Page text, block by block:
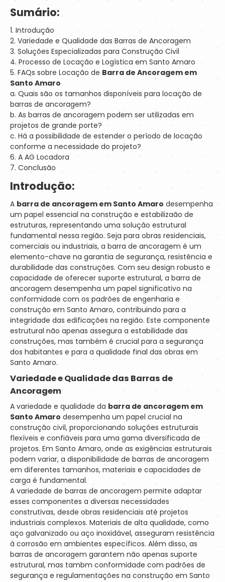
Sumário:
1. Introdução
2. Variedade e Qualidade das Barras de Ancoragem
3. Soluções Especializadas para Construção Civil
4. Processo de Locação e Logística em Santo Amaro
5. FAQs sobre Locação de Barra de Ancoragem em
Santo Amaro
a. Quais são os tamanhos disponíveis para locação de
barras de ancoragem?
b. As barras de ancoragem podem ser utilizadas em
projetos de grande porte?
c. Há a possibilidade de estender o período de locação
conforme a necessidade do projeto?
6. A AG Locadora
7. Conclusão
Introdução:
A barra de ancoragem em Santo Amaro desempenha
um papel essencial na construção e estabilizaão de
estruturas, representando uma solução estrutural
fundamental nessa região. Seja para obras residenciais,
comerciais ou industriais, a barra de ancoragem é um
elemento-chave na garantia de segurança, resistência e
durabilidade das construções. Com seu design robusto e
capacidade de oferecer suporte estrutural, a barra de
ancoragem desempenha um papel significativo na
conformidade com os padrões de engenharia e
construção em Santo Amaro, contribuindo para a
integridade das edificações na região. Este componente
estrutural não apenas assegura a estabilidade das
construções, mas também é crucial para a segurança
dos habitantes e para a qualidade final das obras em
Santo Amaro.
Variedade e Qualidade das Barras de
Ancoragem
A variedade e qualidade da barra de ancoragem em
Santo Amaro desempenha um papel crucial na
construção civil, proporcionando soluções estruturais
flexíveis e confiáveis para uma gama diversificada de
projetos. Em Santo Amaro, onde as exigências estruturais
podem variar, a disponibilidade de barras de ancoragem
em diferentes tamanhos, materiais e capacidades de
carga é fundamental.
A variedade de barras de ancoragem permite adaptar
esses componentes a diversas necessidades
construtivas, desde obras residenciais até projetos
industriais complexos. Materiais de alta qualidade, como
aço galvanizado ou aço inoxidável, asseguram resistência
à corrosão em ambientes específicos. Além disso, as
barras de ancoragem garantem não apenas suporte
estrutural, mas tambm conformidade com padrões de
segurança e regulamentações na construção em Santo